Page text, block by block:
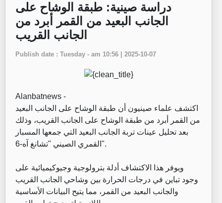
‏دراسة صينية: طبقة الوشاح على
الجانب البعيد من القمر أبرد من
الجانب القريب
Publish date : Tuesday - am 10:56 | 2025-10-07
Alanbatnews -
‏ اكتشف علماء صينيون أن طبقة الوشاح على الجانب البعيد
من القمر أبرد من طبقة الوشاح على الجانب القريب، وذلك
بعد تحليل عينات تربة الجانب البعيد التي جمعها المسبار
القمري الصيني "تشانغ آه-6".
‏ويوفر هذا الاكتشاف أدلة بترولوجية وجيوكيميائية على
وجود تباين في درجات الحرارة بين وشاحي الجانب القريب
والجانب البعيد من القمر، مما يتيح البيانات الأساسية